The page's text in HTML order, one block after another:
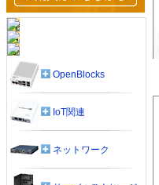
OpenBlocks
IoT関連
ネットワーク